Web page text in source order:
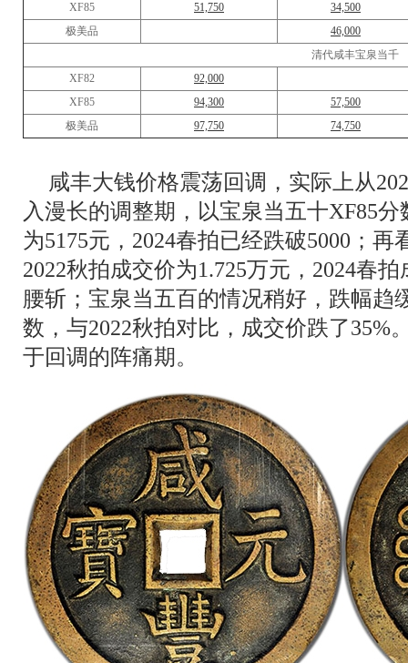
XF85
51,750
34,500
极美品
46,000
清代咸丰宝泉当千
XF82
92,000
XF85
94,300
57,500
极美品
97,750 74,750
咸丰大钱价格震荡回调，实际上从
入漫长的调整期，以宝泉当五十XF85
为5175元，2024春拍已经跌破5000；
2022秋拍成交价为1.725万元，2024春
腰斩；宝泉当五百的情况稍好，跌幅趋
数，与2022秋拍对比，成交价跌了35%
于回调的阵痛期。